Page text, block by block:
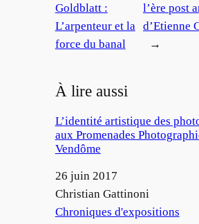
Goldblatt :
L’arpenteur et la
force du banal
l’ère post
d’Etienne
→
À lire aussi
L’identité artistique des
aux Promenades
Vendôme
Date
26 juin 2017
Auteur
Christian Gattinoni
Par rapport à
Chroniques d'expositions